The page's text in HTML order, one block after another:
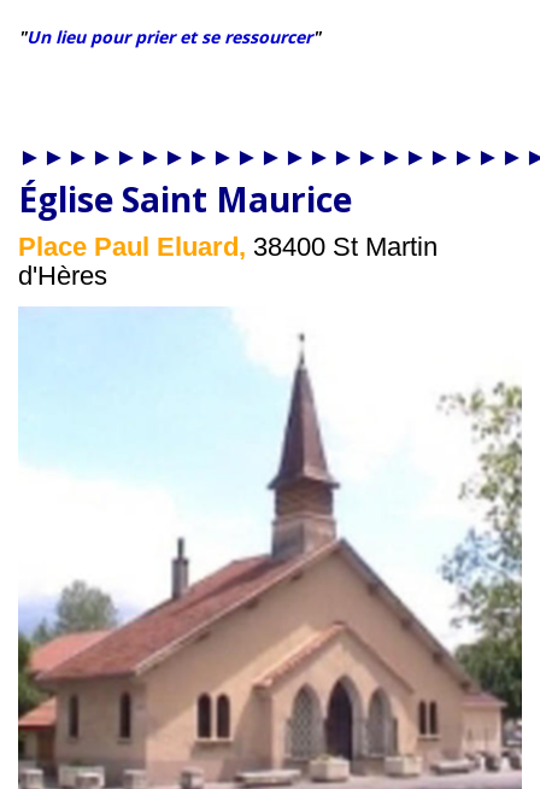
"Un lieu pour prier et se ressourcer"
Église Saint Maurice
Place Paul Eluard, 38400 St Martin
d'Hères